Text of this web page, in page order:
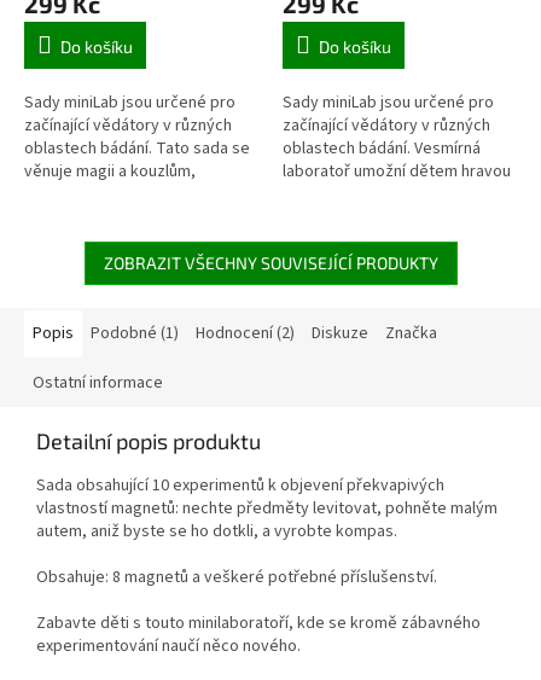
Do košíku
Sady miniLab jsou určené pro
začínající vědátory v různých
oblastech bádání. Tato sada se
věnuje magii a kouzlům,
Do košíku
Sady miniLab jsou určené pro
začínající vědátory v různých
oblastech bádání. Vesmírná
laboratoř umožní dětem hravou
sluneční...
ZOBRAZIT VŠECHNY SOUVISEJÍCÍ PRODUKTY
Popis Podobné (1) Hodnocení (2) Diskuze Značka
Ostatní informace
Detailní popis produktu
Sada obsahující10 experimentů k objevení překvapivých
vlastností magnetů: nechte předměty levitovat, pohněte malým
autem, aniž byste se ho dotkli, a vyrobte kompas.
Obsahuje: 8 magnetů a veškeré potřebné příslušenství.
Zabavte děti s touto minilaboratoří, kde se kromě zábavného
experimentování naučí něco nového.